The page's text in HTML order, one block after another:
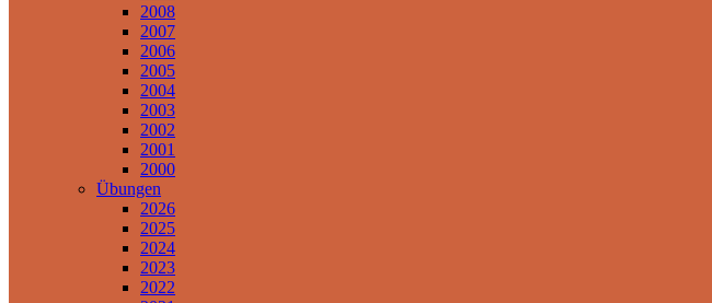
2008
2007
2006
2005
2004
2003
2002
2001
2000
Übungen
2026
2025
2024
2023
2022